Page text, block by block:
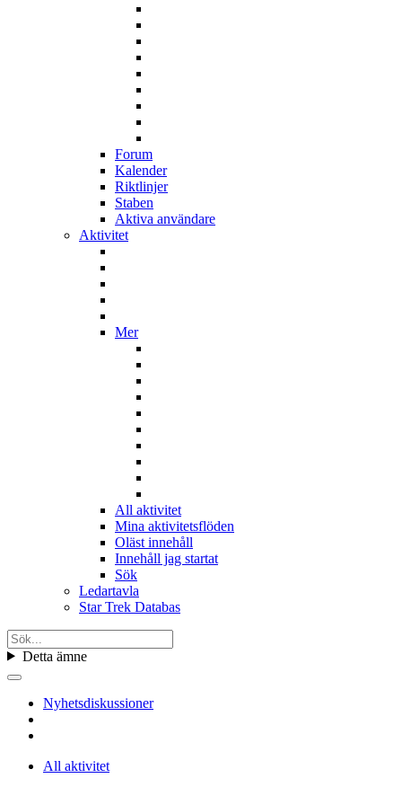
Forum
Kalender
Riktlinjer
Staben
Aktiva användare
Aktivitet
Mer
All aktivitet
Mina aktivitetsflöden
Oläst innehåll
Innehåll jag startat
Sök
Ledartavla
Star Trek Databas
Detta ämne
Nyhetsdiskussioner
All aktivitet